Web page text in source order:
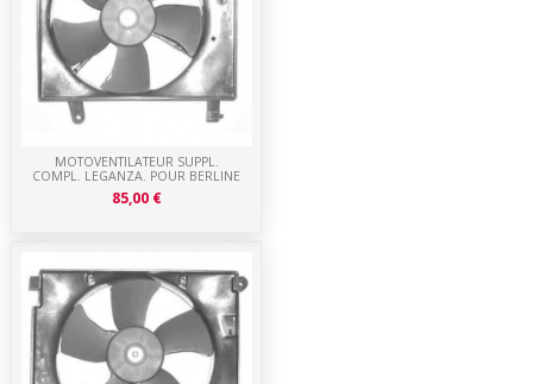
MOTOVENTILATEUR SUPPL.
COMPL. LEGANZA. POUR BERLINE
85,00 €